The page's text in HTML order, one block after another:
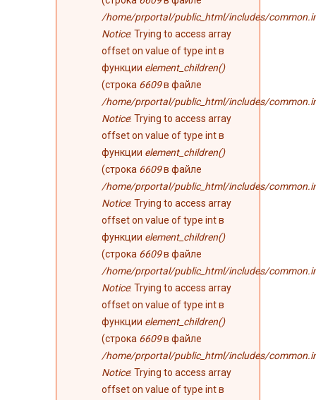
/home/prportal/public_html/includes/
Notice: Trying to access array
offset on value of type int в
функции element_children()
(строка 6609в файле
/home/prportal/public_html/includes/
Notice: Trying to access array
offset on value of type int в
функции element_children()
(строка 6609в файле
/home/prportal/public_html/includes/
Notice: Trying to access array
offset on value of type int в
функции element_children()
(строка 6609в файле
/home/prportal/public_html/includes/
Notice: Trying to access array
offset on value of type int в
функции element_children()
(строка 6609в файле
/home/prportal/public_html/includes/
Notice: Trying to access array
offset on value of type int в